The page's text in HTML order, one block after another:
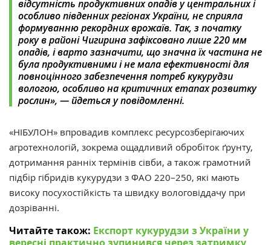
відсутність продуктивних опадів у центральних і
особливо південних регіонах України, не сприяла
формуванню рекордних врожаїв. Так, з початку
року в районі Чигирина зафіксовано лише 220 мм
опадів, і варто зазначити, що значна їх частина не
була продуктивними і не мала ефективності для
повноцінного забезпечення потреб кукурудзи
вологою, особливо на критичних етапах розвитку
рослин», — йдеться у повідомленні.
«НІБУЛОН» впровадив комплекс ресурсозберігаючих
агротехнологій, зокрема ощадливий обробіток ґрунту,
дотримання ранніх термінів сівби, а також грамотний
підбір гібридів кукурудзи з ФАО 220–250, які мають
високу посухостійкість та швидку вологовіддачу при
дозріванні.
Читайте також: Експорт кукурудзи з України у